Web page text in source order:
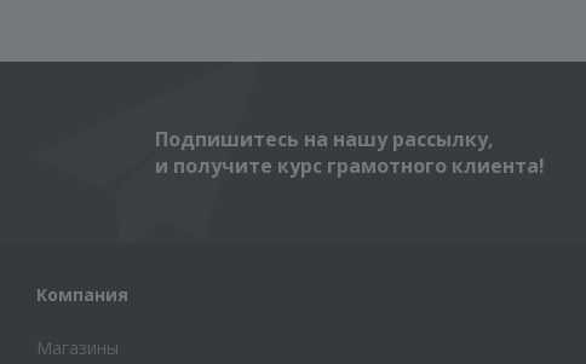
Подпишитесь на нашу рассылку,
и получите курс грамотного клиента!
Компания
Магазины